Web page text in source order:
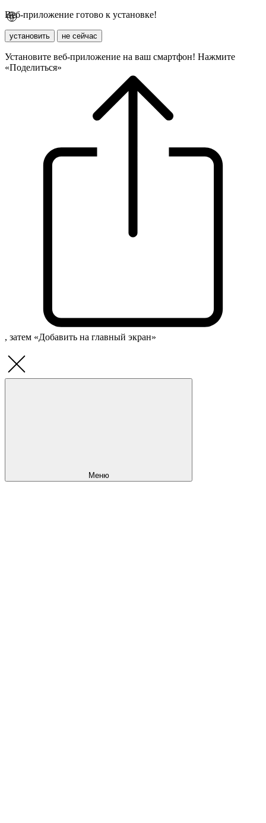
Веб-приложение готово к установке!
установить не сейчас
Установите веб-приложение на ваш смартфон! Нажмите
«Поделиться»
, затем «Добавить на главный экран»
Меню